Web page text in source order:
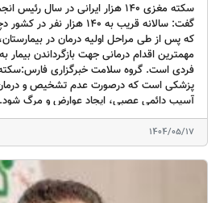
سکته مغزی ۱۴۰ هزار ایرانی در سال
گفت: سالانه قریب به ۱۴۰
که پس از طی مراحل اولیه درمان در
مهمترین اقدام درمانی جهت بازگرداندن بیمار
فردی است. گروه سلامت خبرگزاری
پزشکی است که درصورت عدم ‌تشخیص و
آسیب دائمی عصبی، ایجاد عوارض و مرگ
اختلالات عملکردی پیچیده است که با آسیب
منجر به اختلال در نورون محرکه فوقانی
یک طرف بدن (شامل: تنه، اندام‌ها و گاهی
دهانی سمت مقابل نیمه آسیب دیده
یکسری از اختلالات عملکردی ازجمله
نقص‌های بینایی، تغییرات شخصیتی و عقلانی
1404/05/17